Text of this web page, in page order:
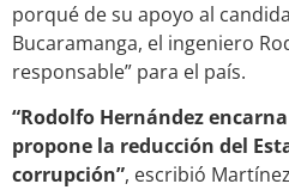
porqué de su apoyo al
Bucaramanga, el ingeniero
responsable” para el país.
“Rodolfo Hernández
propone la reducción del
corrupción”, escribió